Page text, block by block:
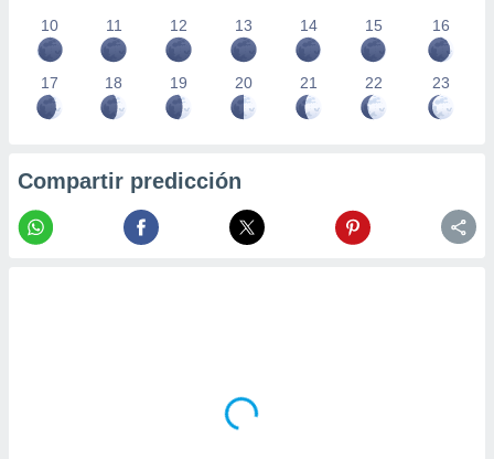
10
11 12 13 14 15 16
17 18 19 20 21 22 23
Compartir predicción